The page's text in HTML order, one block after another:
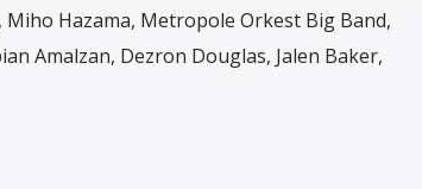
Miho Hazama, Metropole Orkest Big Band,
Amalzan, Dezron Douglas, Jalen Baker,